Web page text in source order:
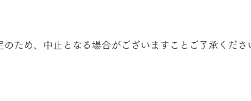
ため、中止となる場合がございますことご了承くださ